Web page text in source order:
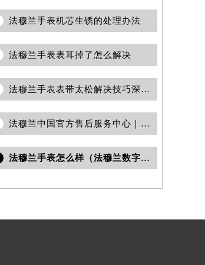
法穆兰手表机芯生锈的处理办法
法穆兰手表表耳掉了怎么解决
法穆兰手表表带太松解决技巧深度解析
法穆兰中国官方售后服务中心｜官方电话和网点地址权威信息通告（2026年7月最新）
法穆兰手表怎么样（法穆兰数字珠宝腕表介绍）